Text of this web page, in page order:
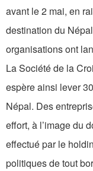
avant le 2 mai, en
destination du
organisations ont
La Société de la
espère ainsi lever
Népal. Des
effort, à l’image du
effectué par le
politiques de tout